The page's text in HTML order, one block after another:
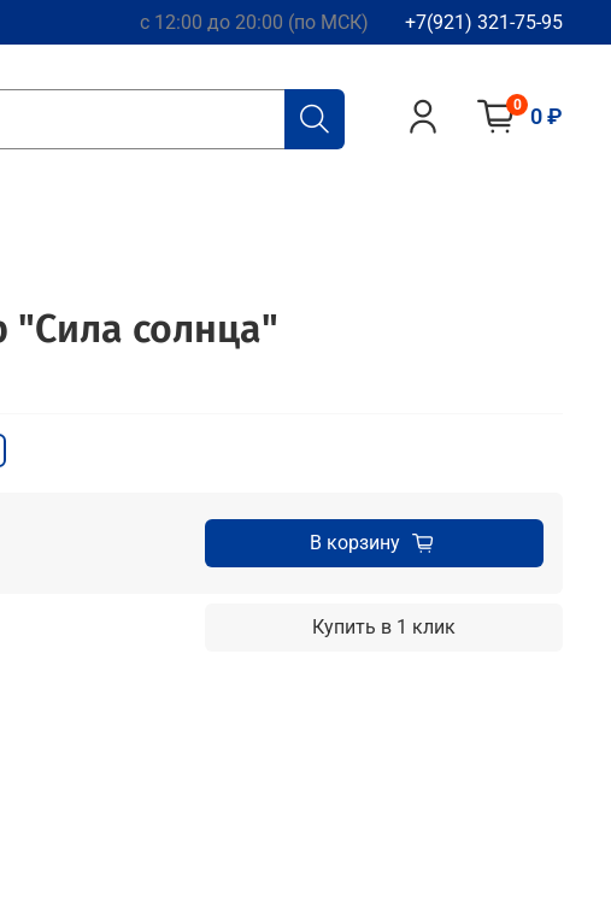
с 12:00 до 20:00 (по МСК) +7(921) 321-75-95
0 0 ₽
"Сила солнца"
В корзину
Купить в 1 клик